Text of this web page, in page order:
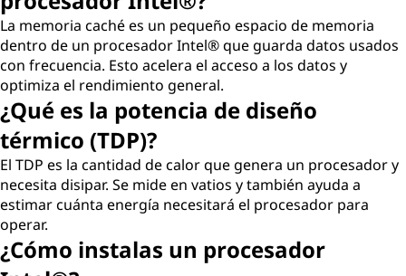
La memoria caché es un pequeño espacio de memoria
dentro de un procesador Intel® que guarda datos usados
con frecuencia. Esto acelera el acceso a los datos y
optimiza el rendimiento general.
¿Qué es la potencia de diseño
térmico (TDP)?
El TDP es la cantidad de calor que genera un procesador y
necesita disipar. Se mide en vatios y también ayuda a
estimar cuánta energía necesitará el procesador para
operar.
¿Cómo instalas un procesador